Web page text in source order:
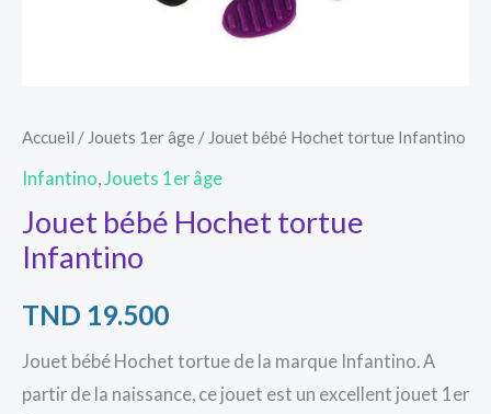
Accueil / Jouets 1er âge / Jouet bébé Hochet tortue Infantino
Infantino Jouets 1er âge
Jouet bébé Hochet tortue
Infantino
TND 19.500
Jouet bébé Hochet tortue de la marque Infantino. A
partir de la naissance, ce jouet est un excellent jouet 1er